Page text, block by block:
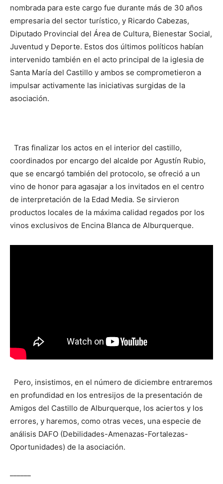
nombrada para este cargo fue durante más de 30 años
empresaria del sector turístico, y Ricardo Cabezas,
Diputado Provincial del Área de Cultura, Bienestar Social,
Juventud y Deporte. Estos dos últimos políticos habían
intervenido también en el acto principal de la iglesia de
Santa María del Castillo y ambos se comprometieron a
impulsar activamente las iniciativas surgidas de la
asociación.
Tras finalizar los actos en el interior del castillo,
coordinados por encargo del alcalde por Agustín Rubio,
que se encargó también del protocolo, se ofreció a un
vino de honor para agasajar a los invitados en el centro
de interpretación de la Edad Media. Se sirvieron
productos locales de la máxima calidad regados por los
vinos exclusivos de Encina Blanca de Alburquerque.
Pero, insistimos, en el número de diciembre entraremos
en profundidad en los entresijos de la presentación de
Amigos del Castillo de Alburquerque, los aciertos y los
errores, y haremos, como otras veces, una especie de
análisis DAFO (Debilidades-Amenazas-Fortalezas-
Oportunidades) de la asociación.